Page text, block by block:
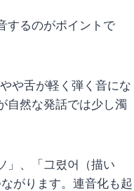
するのがポイントで
や舌が軽く弾く音にな
自然な発話では少し濁
」、「그렸어（描い
がります。連音化も起